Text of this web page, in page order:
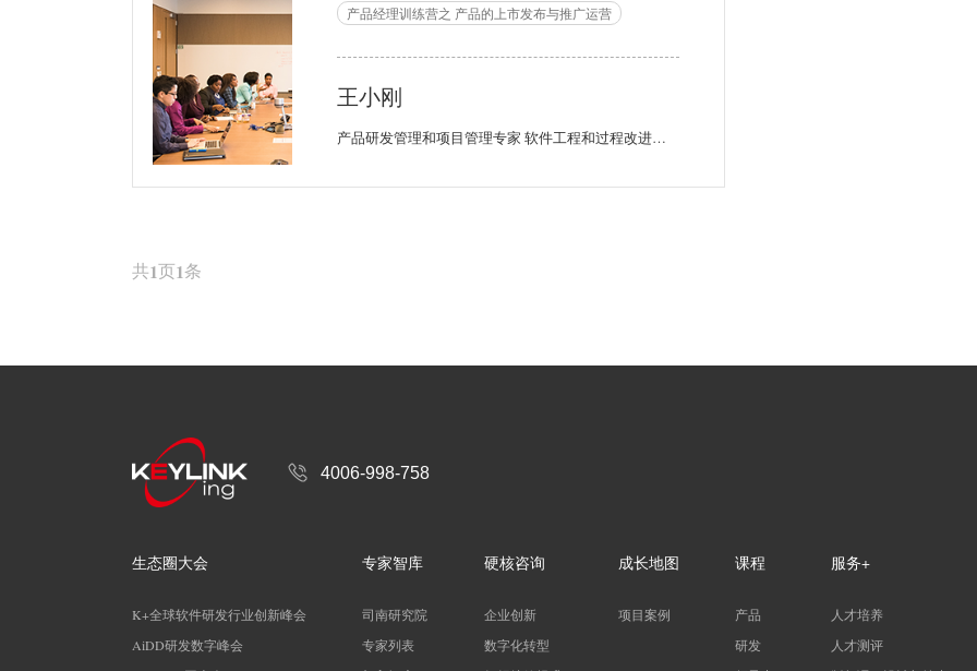
产品经理训练营之 产品的上市发布与推广运营
王小刚
产品研发管理和项目管理专家 软件工程和过程改进专家 业界知名讲师和咨询师
共1页1条
4006-998-758
生态圈大会
K+全球软件研发行业创新峰会
AiDD研发数字峰会
专家智库
司南研究院
专家列表
硬核咨询
企业创新
数字化转型
成长地图
项目案例
课程
产品
研发
服务+
人才培养
人才测评